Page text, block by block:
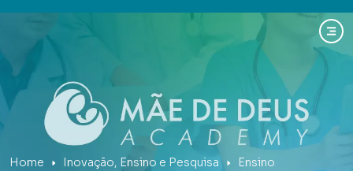
Hospital Mãe de Deus
Home Inovação, Ensino e Pesquisa
Ensino